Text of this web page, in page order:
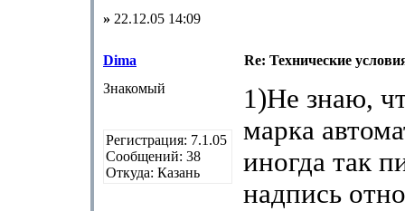
» 22.12.05 14:09
Dima
Re: Технические
Знакомый
Регистрация: 7.1.05
Сообщений: 38
Откуда: Казань
1)Не знаю,
марка
иногда так
надпись